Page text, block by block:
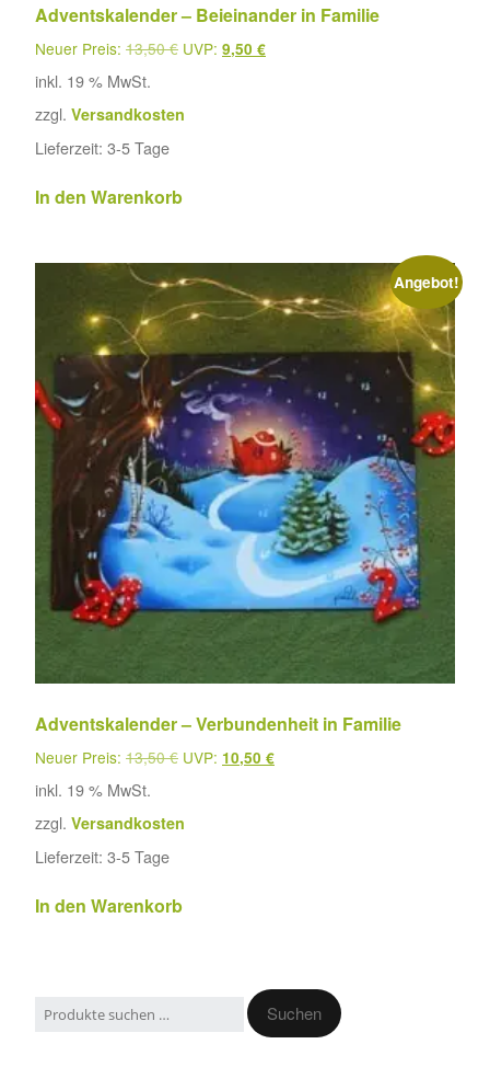
Adventskalender – Beieinander in Familie
Neuer Preis: 13,50€ UVP: 9,50 €
inkl. 19 % MwSt.
zzgl. Versandkosten
Lieferzeit: 3-5 Tage
In den Warenkorb
Angebot!
Adventskalender – Verbundenheit in Familie
Neuer Preis: 13,50€ UVP: 10,50 €
inkl. 19 % MwSt.
zzgl. Versandkosten
Lieferzeit: 3-5 Tage
In den Warenkorb
Suchen